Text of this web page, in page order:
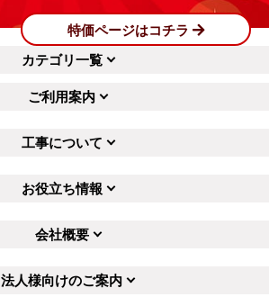
特価ページはコチラ
カテゴリ一覧
ご利用案内
工事について
お役立ち情報
会社概要
法人様向けのご案内